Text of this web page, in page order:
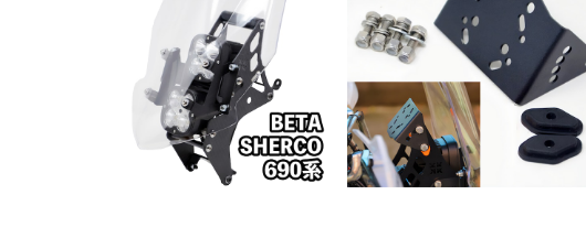
[ 4K ] ラリーキット カーボン [
BETA、SHERCO、KTM～20
13、KTM690系 ]
¥148,000
予約商品
[ 4K ] アジャスタブルナビゲー
ションサポート
¥10,800